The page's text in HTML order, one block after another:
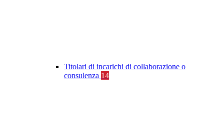
Titolari di incarichi di collaborazione o
consulenza 14